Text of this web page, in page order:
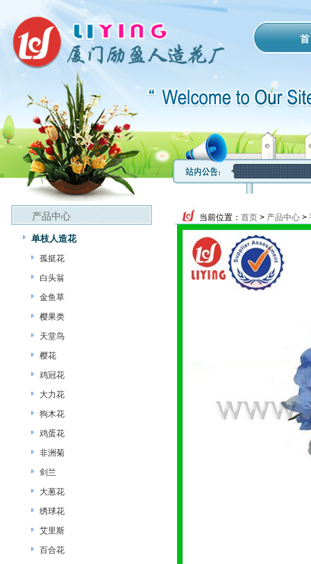
产品中心
单枝人造花
孤挺花
白头翁
金鱼草
樱果类
天堂鸟
樱花
鸡冠花
大力花
狗木花
鸡蛋花
非洲菊
剑兰
大葱花
绣球花
艾里斯
百合花
当前位置： 首页 > 产品中心 >